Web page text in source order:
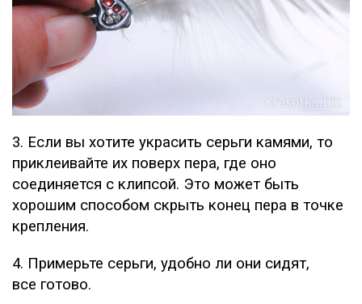
3. Если вы хотите украсить серьги камями, то
приклеивайте их поверх пера, где оно
соединяется с клипсой. Это может быть
хорошим способом скрыть конец пера в точке
крепления.
4. Примерьте серьги, удобно ли они сидят,
все готово.